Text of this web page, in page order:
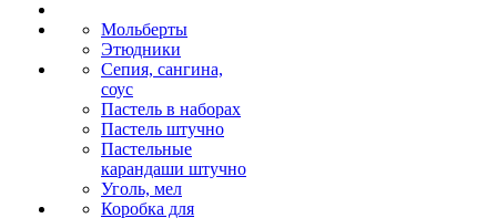
Мольберты
Этюдники
Сепия, сангина,
соус
Пастель в наборах
Пастель штучно
Пастельные
карандаши штучно
Уголь, мел
Коробка для